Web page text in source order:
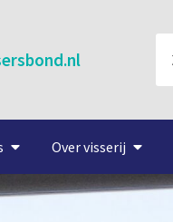
Over visserij